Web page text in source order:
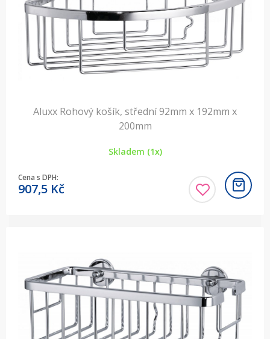
Aluxx Rohový košík, střední 92mm x 192mm x
200mm
Skladem (1x)
Cena s DPH:
907,5 Kč